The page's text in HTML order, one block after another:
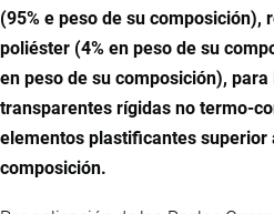
(95% e peso de su composición),
poliéster (4% en peso de su
en peso de su composición),
transparentes rígidas no termo-
elementos plastificantes superior
composición.